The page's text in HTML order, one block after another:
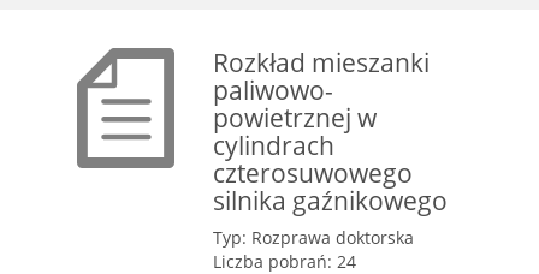
Rozkład mieszanki
paliwowo-
powietrznej w
cylindrach
czterosuwowego
silnika gaźnikowego
Typ: Rozprawa doktorska
Liczba pobrań: 24